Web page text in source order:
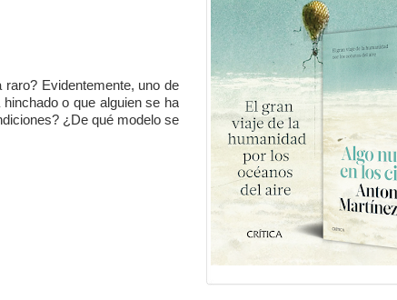
Evidentemente, uno de
o que alguien se ha
¿De qué modelo se